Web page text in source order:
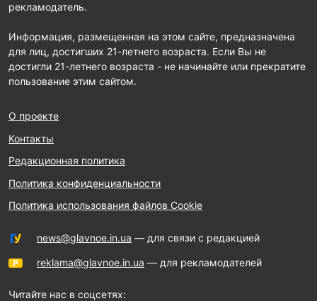
рекламодатель.
Информация, размещенная на этом сайте, предназначена
для лиц, достигших 21-летнего возраста. Если Вы не
достигли 21-летнего возраста - не начинайте или прекратите
пользование этим сайтом.
О проекте
Контакты
Редакционная политика
Политика конфиденциальности
Политика использования файлов Cookie
news@glavnoe.in.ua — для связи с редакцией
reklama@glavnoe.in.ua — для рекламодателей
Читайте нас в соцсетях: